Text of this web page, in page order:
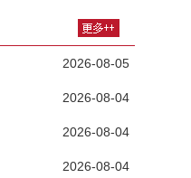
2026-08-05
2026-08-04
2026-08-04
2026-08-04